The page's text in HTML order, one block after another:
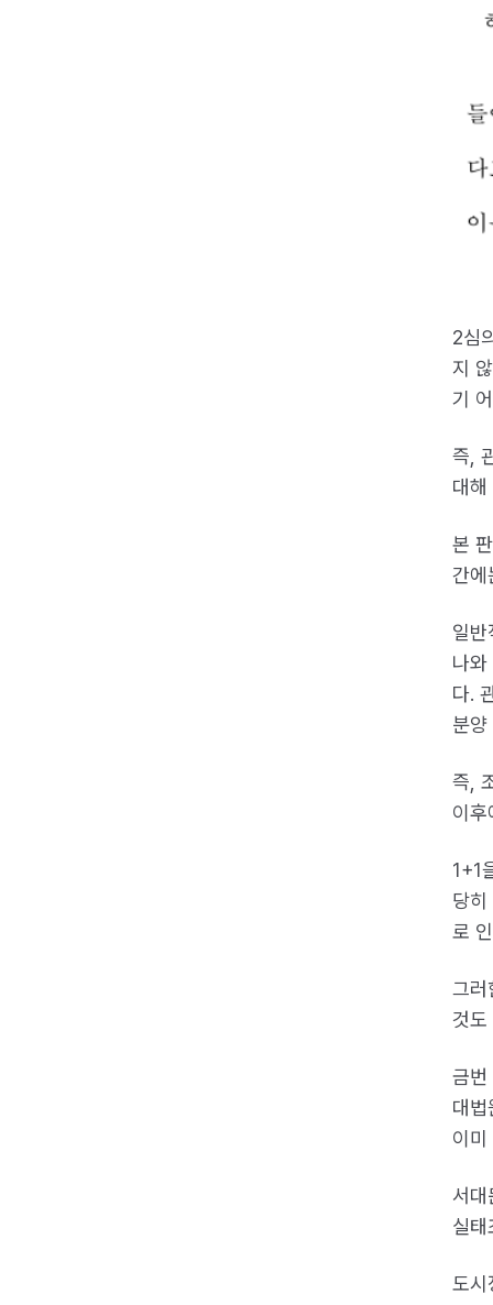
2심
지
기
즉,
대
본
간에
일
나
다.
분
즉,
이
1+1
당
로
그러
것
금번
대
이
서
실
도시